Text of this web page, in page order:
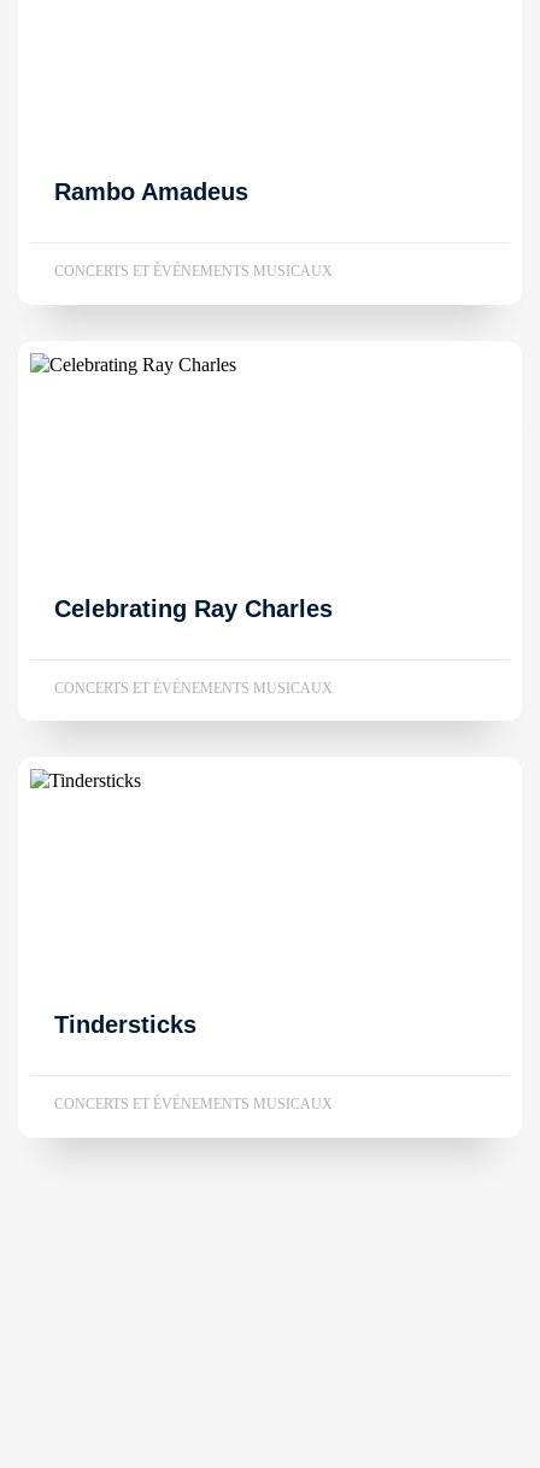
Rambo Amadeus
CONCERTS ET ÉVÉNEMENTS MUSICAUX
Celebrating Ray Charles
CONCERTS ET ÉVÉNEMENTS MUSICAUX
Tindersticks
CONCERTS ET ÉVÉNEMENTS MUSICAUX